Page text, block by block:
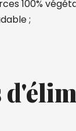
100%
;